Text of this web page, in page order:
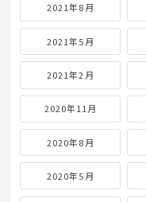
2021年8月
2021年5月
2021年2月
2020年11月
2020年8月
2020年5月